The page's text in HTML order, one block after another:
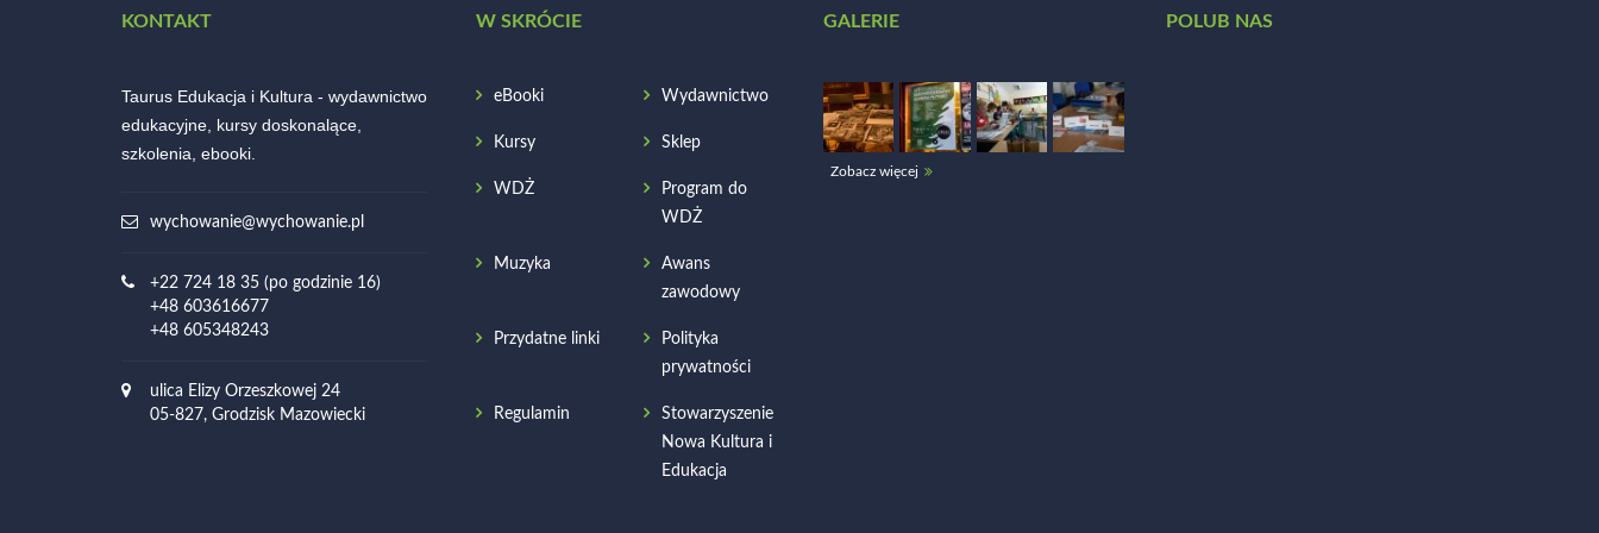
KONTAKT
Taurus Edukacja i Kultura - wydawnictwo
edukacyjne, kursy doskonalące,
szkolenia, ebooki.
wychowanie@wychowanie.pl
+22 724 18 35 (po godzinie 16)
+48 603616677
+48 605348243
ulica Elizy Orzeszkowej 24
05-827, Grodzisk Mazowiecki
W SKRÓCIE
eBooki Wydawnictwo
Kursy Sklep
WDŻ
Program do
WDŻ
Muzyka
Awans
zawodowy
Przydatne linki
Polityka
prywatności
Regulamin
Stowarzyszenie
Nowa Kultura i
Edukacja
GALERIE
Zobacz więcej
POLUB NAS